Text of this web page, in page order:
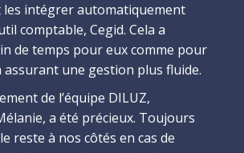
les intégrer automatiquement
comptable, Cegid. Cela a
de temps pour eux comme pour
une gestion plus fluide.
de l’équipe DILUZ,
a été précieux. Toujours
reste à nos côtés en cas de